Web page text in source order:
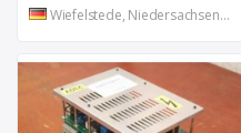
Wiefelstede, Niedersachsen, DE